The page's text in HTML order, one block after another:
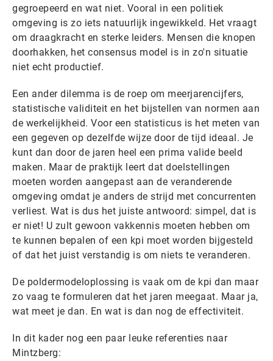
gegroepeerd en wat niet. Vooral in een politiek
omgeving is zo iets natuurlijk ingewikkeld. Het vraagt
om draagkracht en sterke leiders. Mensen die knopen
doorhakken, het consensus model is in zo'n situatie
niet echt productief.
Een ander dilemma is de roep om meerjarencijfers,
statistische validiteit en het bijstellen van normen aan
de werkelijkheid. Voor een statisticus is het meten van
een gegeven op dezelfde wijze door de tijd ideaal. Je
kunt dan door de jaren heel een prima valide beeld
maken. Maar de praktijk leert dat doelstellingen
moeten worden aangepast aan de veranderende
omgeving omdat je anders de strijd met concurrenten
verliest. Wat is dus het juiste antwoord: simpel, dat is
er niet! U zult gewoon vakkennis moeten hebben om
te kunnen bepalen of een kpi moet worden bijgesteld
of dat het juist verstandig is om niets te veranderen.
De poldermodeloplossing is vaak om de kpi dan maar
zo vaag te formuleren dat het jaren meegaat. Maar ja,
wat meet je dan. En wat is dan nog de effectiviteit.
In dit kader nog een paar leuke referenties naar
Mintzberg: